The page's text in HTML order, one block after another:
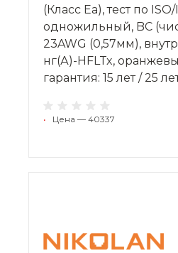
(Класс Eа), тест по
одножильный, BC
23AWG (0,57мм),
нг(А)-HFLTx,
гарантия: 15 лет / 25
• Цена — 40337